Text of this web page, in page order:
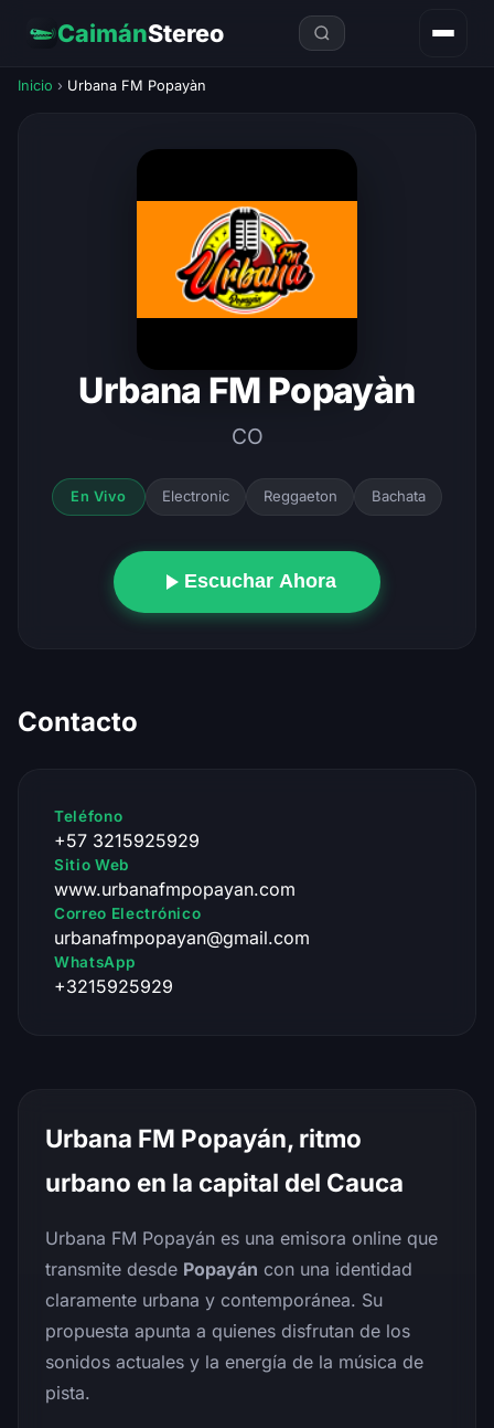
CaimánStereo
Inicio › Urbana FM Popayàn
Urbana FM Popayàn
CO
En Vivo Electronic Reggaeton Bachata
Escuchar Ahora
Contacto
Teléfono
+57 3215925929
Sitio Web
www.urbanafmpopayan.com
Correo Electrónico
urbanafmpopayan@gmail.com
WhatsApp
+3215925929
Urbana FM Popayán, ritmo
urbano en la capital del Cauca
Urbana FM Popayán es una emisora online que
transmite desde Popayán con una identidad
claramente urbana y contemporánea. Su
propuesta apunta a quienes disfrutan de los
sonidos actuales y la energía de la música de
pista.